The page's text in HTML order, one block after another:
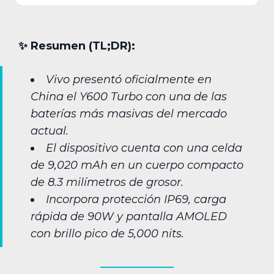
✨︎ Resumen (TL;DR):
Vivo presentó oficialmente en
China el Y600 Turbo con una de las
baterías más masivas del mercado
actual.
El dispositivo cuenta con una celda
de 9,020 mAh en un cuerpo compacto
de 8.3 milímetros de grosor.
Incorpora protección IP69, carga
rápida de 90W y pantalla AMOLED
con brillo pico de 5,000 nits.